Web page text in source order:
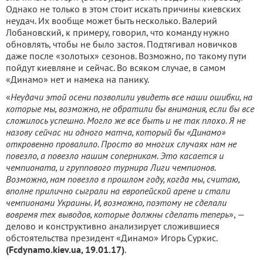
Однако не только в этом стоит искать причины киевских
неудач. Их вообще может быть несколько. Валерий
Лобановский, к примеру, говорил, что команду нужно
обновлять, чтобы не было застоя. Подтягивал новичков
даже после «золотых» сезонов. Возможно, по такому пути
пойдут киевляне и сейчас. Во всяком случае, в самом
«Динамо» нет и намека на панику.
«Неудачи этой осени позволили увидеть все наши ошибки, на
которые мы, возможно, не обратили бы внимания, если бы все
сложилось успешно. Могло же все быть и не так плохо. Я не
назову сейчас ни одного матча, который бы «Динамо»
откровенно провалило. Просто во многих случаях нам не
повезло, а повезло нашим соперникам. Это касается и
чемпионата, и группового турнира Лиги чемпионов.
Возможно, нам повезло в прошлом году, когда мы, считаю,
вполне прилично сыграли на европейской арене и стали
чемпионами Украины. И, возможно, поэтому не сделали
вовремя тех выводов, которые должны сделать теперь», —
делово и конструктивно анализирует сложившиеся
обстоятельства президент «Динамо» Игорь Суркис.
(Fcdynamo.kiev.ua, 19.01.17).